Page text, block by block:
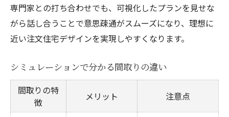
専門家との打ち合わせでも、可視化したプランを見せな
がら話し合うことで意思疎通がスムーズになり、理想に
近い注文住宅デザインを実現しやすくなります。
シミュレーションで分かる間取りの違い
間取りの特
徴
メリット 注意点